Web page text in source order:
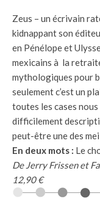
Zeus – un écrivain
kidnappant son
en Pénélope et
mexicains à la
mythologiques pour
seulement c’est un
toutes les cases
difficilement
peut-être une des
En deux mots : Le
De Jerry Frissen et
12,90 €